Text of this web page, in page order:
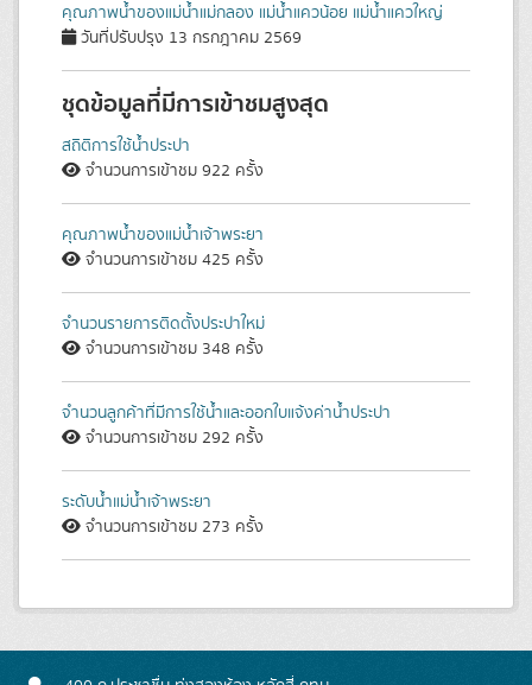
คุณภาพน้ำของแม่น้ำแม่กลอง แม่น้ำแควน้อย แม่น้ำแควใหญ่
วันที่ปรับปรุง 13 กรกฎาคม 2569
ชุดข้อมูลที่มีการเข้าชมสูงสุด
สถิติการใช้น้ำประปา
จำนวนการเข้าชม 922 ครั้ง
คุณภาพน้ำของแม่น้ำเจ้าพระยา
จำนวนการเข้าชม 425 ครั้ง
จำนวนรายการติดตั้งประปาใหม่
จำนวนการเข้าชม 348 ครั้ง
จำนวนลูกค้าที่มีการใช้น้ำและออกใบแจ้งค่าน้ำประปา
จำนวนการเข้าชม 292 ครั้ง
ระดับน้ำแม่น้ำเจ้าพระยา
จำนวนการเข้าชม 273 ครั้ง